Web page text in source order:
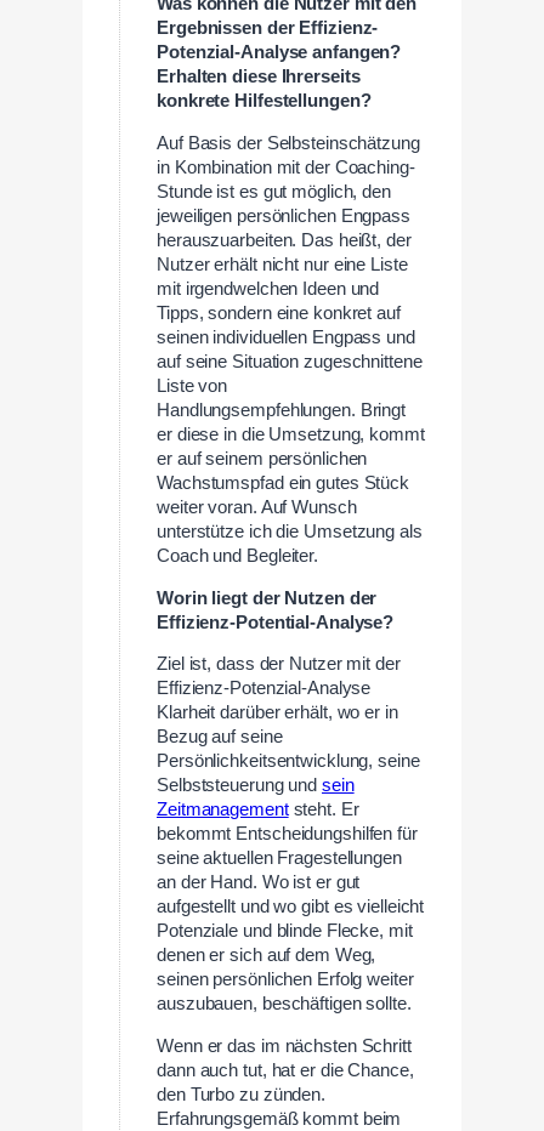
Was können die Nutzer mit den
Ergebnissen der Effizienz-
Potenzial-Analyse anfangen?
Erhalten diese Ihrerseits
konkrete Hilfestellungen?
Auf Basis der Selbsteinschätzung
in Kombination mit der Coaching-
Stunde ist es gut möglich, den
jeweiligen persönlichen Engpass
herauszuarbeiten. Das heißt, der
Nutzer erhält nicht nur eine Liste
mit irgendwelchen Ideen und
Tipps, sondern eine konkret auf
seinen individuellen Engpass und
auf seine Situation zugeschnittene
Liste von
Handlungsempfehlungen. Bringt
er diese in die Umsetzung, kommt
er auf seinem persönlichen
Wachstumspfad ein gutes Stück
weiter voran. Auf Wunsch
unterstütze ich die Umsetzung als
Coach und Begleiter.
Worin liegt der Nutzen der
Effizienz-Potential-Analyse?
Ziel ist, dass der Nutzer mit der
Effizienz-Potenzial-Analyse
Klarheit darüber erhält, wo er in
Bezug auf seine
Persönlichkeitsentwicklung, seine
Selbststeuerung undsein
Zeitmanagementsteht. Er
bekommt Entscheidungshilfen für
seine aktuellen Fragestellungen
an der Hand. Wo ist er gut
aufgestellt und wo gibt es vielleicht
Potenziale und blinde Flecke, mit
denen er sich auf dem Weg,
seinen persönlichen Erfolg weiter
auszubauen, beschäftigen sollte.
Wenn er das im nächsten Schritt
dann auch tut, hat er die Chance,
den Turbo zu zünden.
Erfahrungsgemäß kommt beim